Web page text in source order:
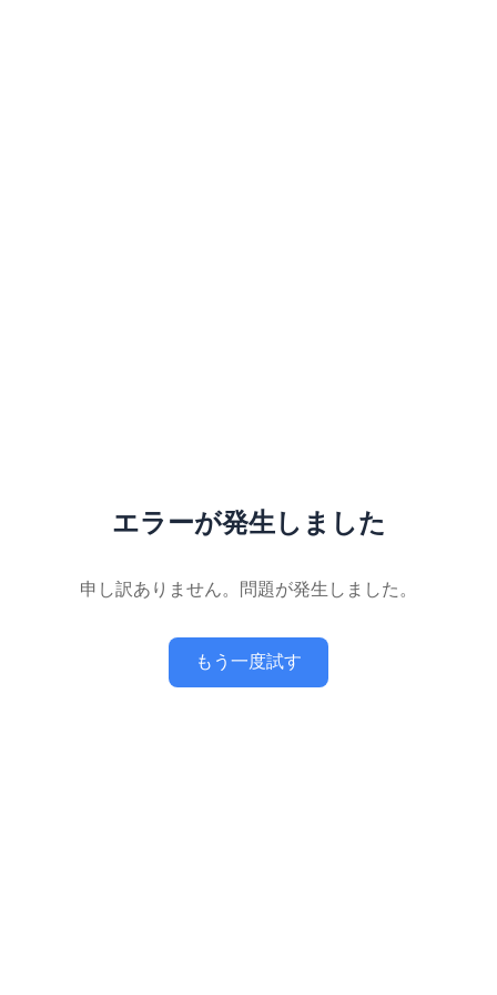
エラーが発生しました
申し訳ありません。問題が発生しました。
もう一度試す